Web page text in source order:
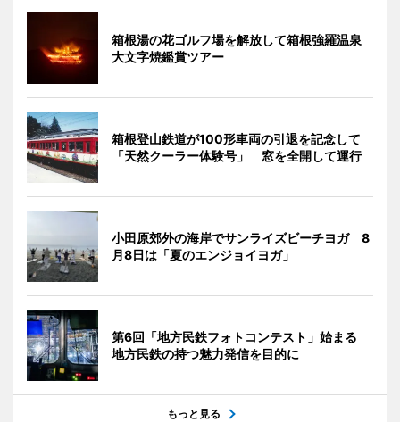
箱根湯の花ゴルフ場を解放して箱根強羅温泉
大文字焼鑑賞ツアー
箱根登山鉄道が100形車両の引退を記念して
「天然クーラー体験号」 窓を全開して運行
小田原郊外の海岸でサンライズビーチヨガ 8
月8日は「夏のエンジョイヨガ」
第6回「地方民鉄フォトコンテスト」始まる
地方民鉄の持つ魅力発信を目的に
もっと見る